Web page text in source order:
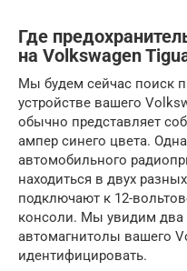
Где
на Volkswagen
Мы будем сейчас поиск
устройстве вашего
обычно представляет
ампер синего цвета.
автомобильного
находиться в двух
подключают к 12-
консоли. Мы увидим два
автомагнитолы вашего
идентифицировать.